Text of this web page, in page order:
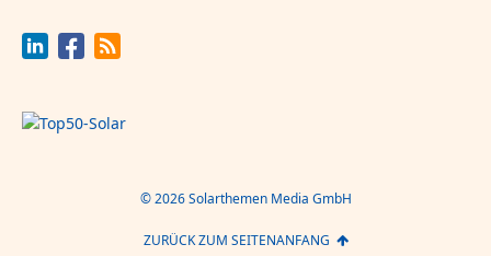
© 2026 Solarthemen Media GmbH
ZURÜCK ZUM SEITENANFANG